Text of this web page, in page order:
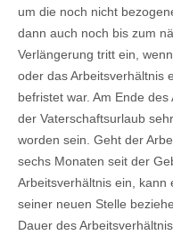
um die noch nicht
dann auch noch bis zum
Verlängerung tritt ein,
oder das Arbeitsverhältnis
befristet war. Am Ende
der Vaterschaftsurlaub
worden sein. Geht der
sechs Monaten seit der
Arbeitsverhältnis ein, kann
seiner neuen Stelle
Dauer des